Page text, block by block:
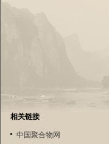
相关链接
中国聚合物网